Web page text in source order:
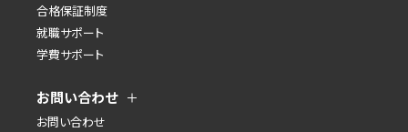
お問い合わせ
お問い合わせ
合格保証制度
就職サポート
学費サポート